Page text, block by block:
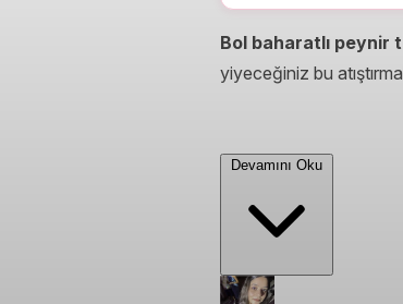
Bol baharatlı peynir
yiyeceğiniz bu
Devamını Oku